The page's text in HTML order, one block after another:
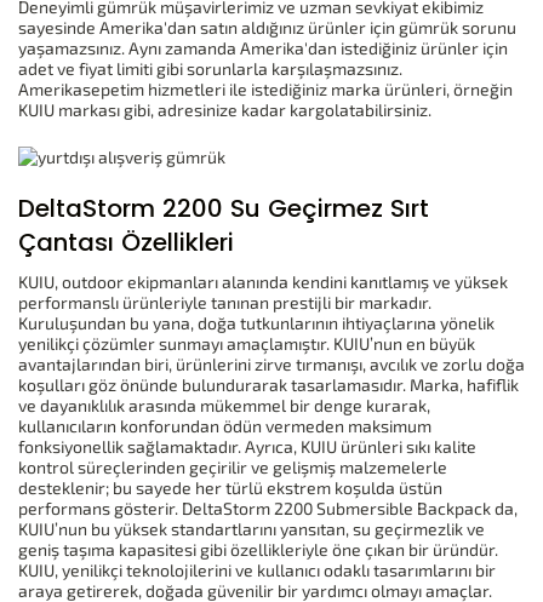
Deneyimli gümrük müşavirlerimiz ve uzman sevkiyat ekibimiz
sayesinde Amerika'dan satın aldığınız ürünler için gümrük sorunu
yaşamazsınız. Aynı zamanda Amerika'dan istediğiniz ürünler için
adet ve fiyat limiti gibi sorunlarla karşılaşmazsınız.
Amerikasepetim hizmetleri ile istediğiniz marka ürünleri, örneğin
KUIU markası gibi, adresinize kadar kargolatabilirsiniz.
DeltaStorm 2200 Su Geçirmez Sırt
Çantası Özellikleri
KUIU, outdoor ekipmanları alanında kendini kanıtlamış ve yüksek
performanslı ürünleriyle tanınan prestijli bir markadır.
Kuruluşundan bu yana, doğa tutkunlarının ihtiyaçlarına yönelik
yenilikçi çözümler sunmayı amaçlamıştır. KUIU’nun en büyük
avantajlarından biri, ürünlerini zirve tırmanışı, avcılık ve zorlu doğa
koşulları göz önünde bulundurarak tasarlamasıdır. Marka, hafiflik
ve dayanıklılık arasında mükemmel bir denge kurarak,
kullanıcıların konforundan ödün vermeden maksimum
fonksiyonellik sağlamaktadır. Ayrıca, KUIU ürünleri sıkı kalite
kontrol süreçlerinden geçirilir ve gelişmiş malzemelerle
desteklenir; bu sayede her türlü ekstrem koşulda üstün
performans gösterir. DeltaStorm 2200 Submersible Backpack da,
KUIU’nun bu yüksek standartlarını yansıtan, su geçirmezlik ve
geniş taşıma kapasitesi gibi özellikleriyle öne çıkan bir üründür.
KUIU, yenilikçi teknolojilerini ve kullanıcı odaklı tasarımlarını bir
araya getirerek, doğada güvenilir bir yardımcı olmayı amaçlar.